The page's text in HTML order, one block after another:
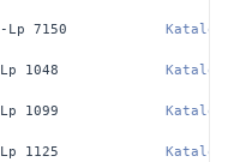
7150 Katalog
1048 Katalog
1099 Katalog
1125 Katalog